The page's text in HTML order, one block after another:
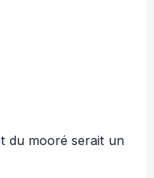
du mooré serait un